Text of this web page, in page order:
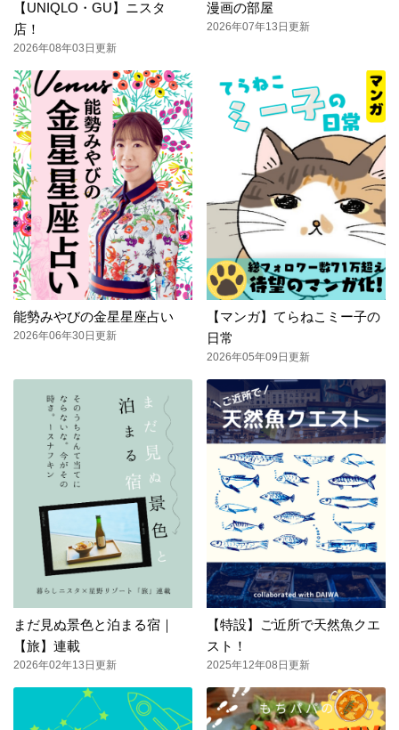
【UNIQLO・GU】ニスタ
店！
2026年08年03日更新
漫画の部屋
2026年07年13日更新
能勢みやびの金星星座占い
2026年06年30日更新
【マンガ】てらねこミー子の
日常
2026年05年09日更新
まだ見ぬ景色と泊まる宿｜
【旅】連載
2026年02年13日更新
【特設】ご近所で天然魚クエ
スト！
2025年12年08日更新